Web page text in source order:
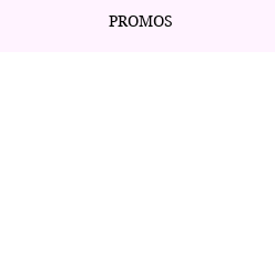
PROMOS